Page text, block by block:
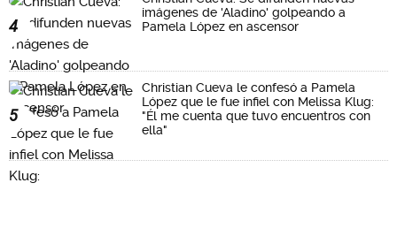
4
imágenes de 'Aladino' golpeando a
Pamela López en ascensor
5
Christian Cueva le confesó a Pamela
López que le fue infiel con Melissa Klug:
"Él me cuenta que tuvo encuentros con
ella"